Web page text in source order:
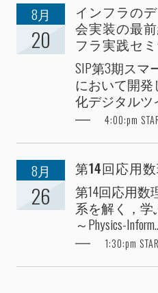
8月
20
インフラの
会実装の最
フラ実践セ
SIP第3期スマ
において開
化デジタルツ
4:00:pm
8月
26
第14回応用
第14回応用数
系を解く，
～Physics-
1:30:pm